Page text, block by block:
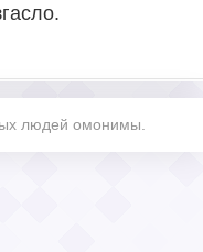
людей омонимы.